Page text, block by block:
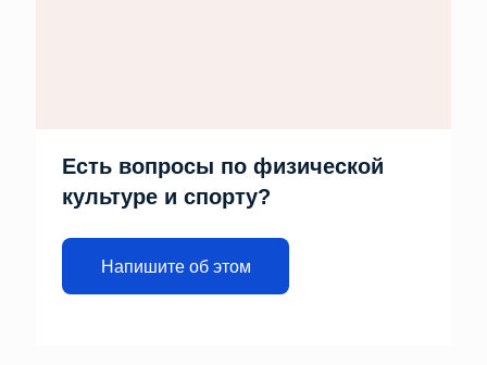
Есть вопросы по физической
культуре и спорту?
Напишите об этом